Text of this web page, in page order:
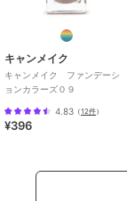
キャンメイク
キャンメイク ファンデーシ
ョンカラーズ０９
4.83 （12件）
¥396